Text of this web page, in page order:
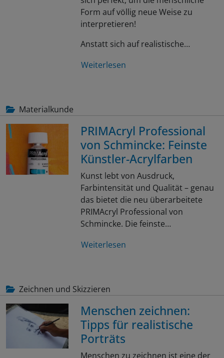
Form auf völlig neue Weise zu
interpretieren!
Anstatt sich auf realistische…
Weiterlesen
Materialkunde
PRIMAcryl Professional
von Schmincke: Feinste
Künstler-Acrylfarben
Kunst lebt von Ausdruck,
Farbintensität und Qualität – genau
das bietet die neu überarbeitete
PRIMAcryl Professional von
Schmincke. Die feinste…
Weiterlesen
Zeichnen und Skizzieren
Menschen zeichnen:
Tipps für realistische
Porträts
Menschen zu zeichnen ist eine der